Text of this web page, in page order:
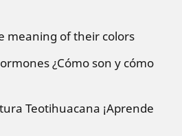
meaning of their colors
¿Cómo son y cómo
Teotihuacana ¡Aprende